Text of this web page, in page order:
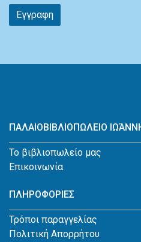
Εγγραφη
ΠΑΛΑΙΟΒΙΒΛΙΟΠΩΛΕΙΟ
Το βιβλιοπωλείο μας
Επικοινωνία
ΠΛΗΡΟΦΟΡΙΕΣ
Τρόποι παραγγελίας
Πολιτική Απορρήτου